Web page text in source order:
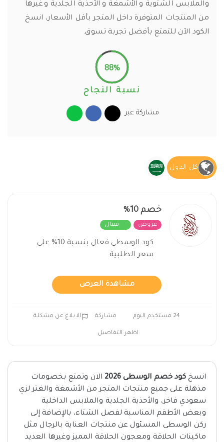
والملابس الشتوية والأشمغة والأحذية الجلدية وغيرها
من المنتجات المتوفرة داخل المتجر بأقل الأسعار، انسخ
الكود الآن للتمتع بأفضل تجربة تسوق.
88%
نسبة النجاح
مشاركة عبر
كل الدول
خصم 10%
عروض فعال
كود الوسطى فعال بنسبة 10% على
سعر الطلبية
مشاهدة العرض
24 مستخدم اليوم مشاركة الابلاغ عن مشكلة
اظهر التفاصيل
انسخ كود خصم الوسطى 2026
الان وتمتع بخصومات
مذهلة على جميع منتجات المتجر من الأشمغة والغتر لزي
سعودي فاخر، والأحذية الجلدية والملابس الداخلية
وبعض الأطقم المناسبة لفصل الشتاء، بالإضافة إلى
ركن الوسطى المسئول عن منتجات العناية بالرجال مثل
ماكينات الحلاقة ومعجون الحلاقة المميز وغيرها العديد